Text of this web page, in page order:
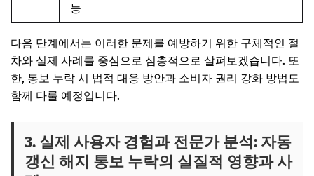
능
다음 단계에서는 이러한 문제를 예방하기 위한 구체적인 절
차와 실제 사례를 중심으로 심층적으로 살펴보겠습니다. 또
한, 통보 누락 시 법적 대응 방안과 소비자 권리 강화 방법도
함께 다룰 예정입니다.
3. 실제 사용자 경험과 전문가 분석: 자동
갱신 해지 통보 누락의 실질적 영향과 사